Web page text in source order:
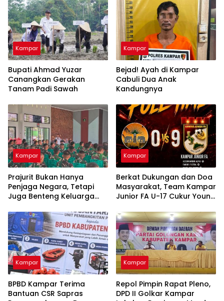
Kampar
Bupati Ahmad Yuzar
Canangkan Gerakan
Tanam Padi Sawah
Kampar
Bejad! Ayah di Kampar
Cabuli Dua Anak
Kandungnya
Kampar
Prajurit Bukan Hanya
Penjaga Negara, Tetapi
Juga Benteng Keluarga
Kampar
Berkat Dukungan dan Doa
Masyarakat, Team Kampar
Junior FA U-17 Cukur Young
Soeratin
Kampar
BPBD Kampar Terima
Bantuan CSR Sapras
Kampar
Repol Pimpin Rapat Pleno,
DPD II Golkar Kampar